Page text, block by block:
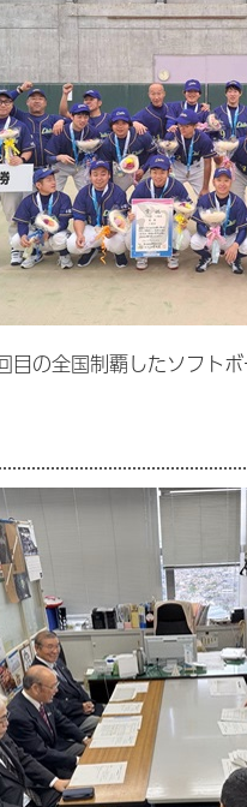
目の全国制覇したソフト